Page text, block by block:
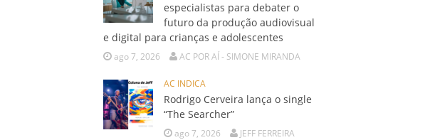
especialistas para debater o
futuro da produção audiovisual
e digital para crianças e adolescentes
ago 7, 2026 AC POR AÍ - SIMONE MIRANDA
AC INDICA
Rodrigo Cerveira lança o single
“The Searcher”
ago 7, 2026 JEFF FERREIRA